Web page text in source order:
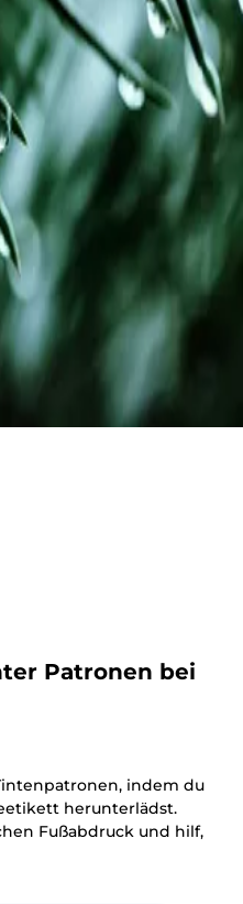
Patronen bei
indem du
herunterlädst.
Fußabdruck und hilf,